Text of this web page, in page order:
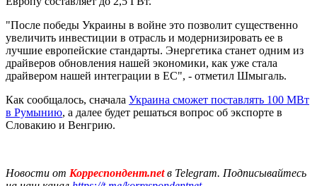
"После победы Украины в войне это позволит существенно
увеличить инвестиции в отрасль и модернизировать ее в
лучшие европейские стандарты. Энергетика станет одним из
драйверов обновления нашей экономики, как уже стала
драйвером нашей интеграции в ЕС", - отметил Шмыгаль.
Как сообщалось, сначала Украина сможет поставлять 100 МВт
в Румынию, а далее будет решаться вопрос об экспорте в
Словакию и Венгрию.
Новости от Корреспондент.netв Telegram. Подписывайтесь